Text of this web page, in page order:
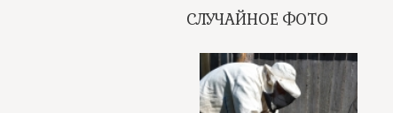
СЛУЧАЙНОЕ ФОТО